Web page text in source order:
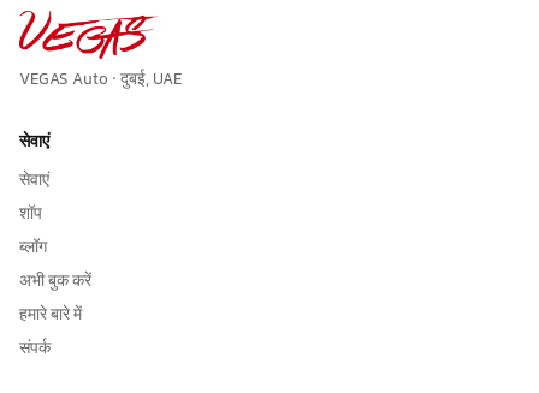
VEGAS Auto · दुबई, UAE
सेवाएं
सेवाएं
शॉप
ब्लॉग
अभी बुक करें
हमारे बारे में
संपर्क